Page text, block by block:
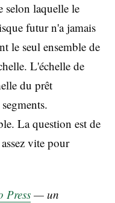
selon laquelle le
futur n'a jamais
le seul ensemble de
L'échelle de
du prêt
La question est de
vite pour
Press — un